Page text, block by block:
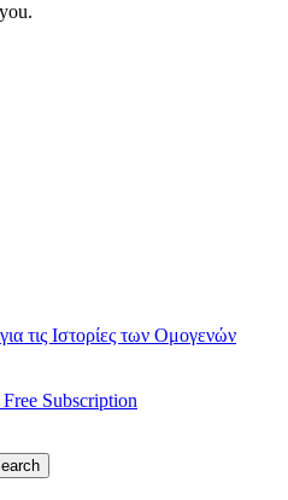
τις Ιστορίες των Ομογενών
Subscription